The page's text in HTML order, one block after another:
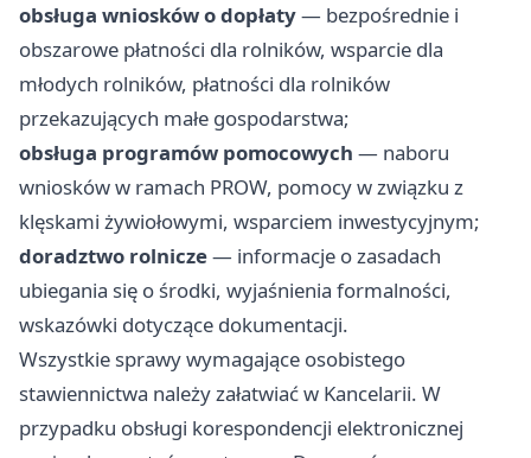
obsługa wniosków o dopłaty— bezpośrednie i
obszarowe płatności dla rolników, wsparcie dla
młodych rolników, płatności dla rolników
przekazujących małe gospodarstwa;
obsługa programów pomocowych — naboru
wniosków w ramach PROW, pomocy w związku z
klęskami żywiołowymi, wsparciem inwestycyjnym;
doradztwo rolnicze— informacje o zasadach
ubiegania się o środki, wyjaśnienia formalności,
wskazówki dotyczące dokumentacji.
Wszystkie sprawy wymagające osobistego
stawiennictwa należy załatwiać w Kancelarii. W
przypadku obsługi korespondencji elektronicznej